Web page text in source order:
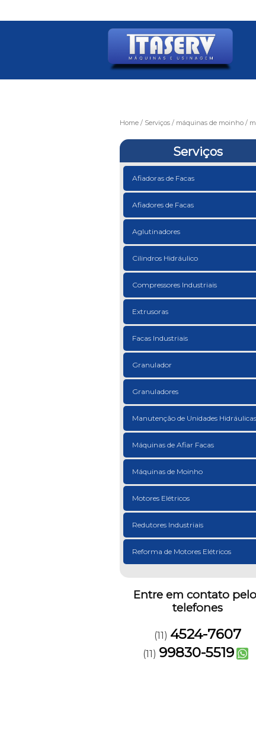
Home Serviços máquinas de moinho
Serviços
Afiadoras de Facas
Afiadores de Facas
Aglutinadores
Cilindros Hidráulico
Compressores Industriais
Extrusoras
Facas Industriais
Granulador
Granuladores
Manutenção de Unidades Hidráulicas
Máquinas de Afiar Facas
Máquinas de Moinho
Motores Elétricos
Redutores Industriais
Reforma de Motores Elétricos
Entre em contato
telefones
(11) 4524-7607
(11) 99830-5519